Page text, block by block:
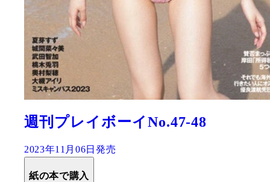
週刊プレイボーイNo.47-48
2023年11月06日発売
紙の本で購入